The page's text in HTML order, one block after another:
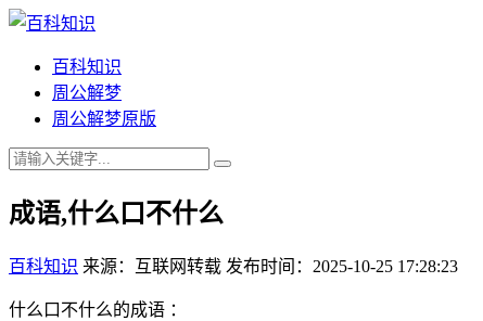
百科知识
周公解梦
周公解梦原版
成语,什么口不什么
百科知识 来源：互联网转载 发布时间：2025-10-25 17:28:23
什么口不什么的成语 ：